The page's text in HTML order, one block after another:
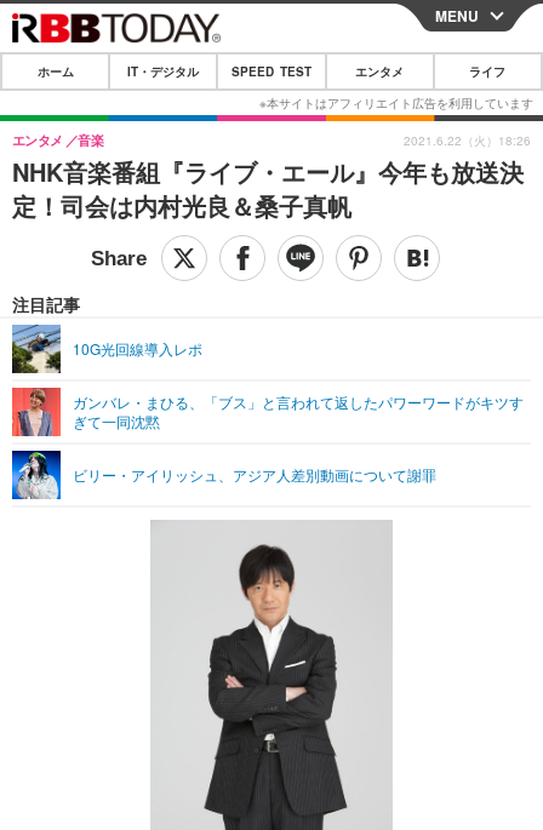
CLOSE
ホーム
IT・デジタル
IT・デジタルTOP スマートフォン
ショッピング その他
SPEED TEST
エンタメTOP 映画・ドラマ
グラビア
ショッピング その他
ライフTOP
その他
リリース一覧
プッシュ通知の停止方法
MENU
ホーム IT・デジタル SPEED TEST エンタメ ライフ
NHK音楽番組『ライブ・エール』今年も放送決
定！司会は内村光良＆桑子真帆
エンタメ 音楽
注目記事
10G光回線導入レポ
ガンバレ・まひる、「ブス」と言われて返したパワーワードがキツす
ぎて一同沈黙
ビリー・アイリッシュ、アジア人差別動画について謝罪
2021.6.22（火）18:26